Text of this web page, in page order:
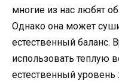
многие из нас любят
Однако она может
естественный баланс.
использовать теплую
естественный уровень